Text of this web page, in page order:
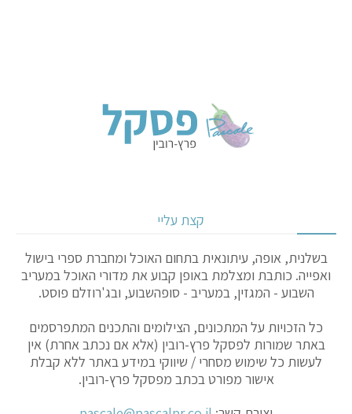
קצת עליי
בשלנית, אופה, עיתונאית בתחום האוכל ומחברת ספרי בישול
ואפייה. כותבת ומצלמת באופן קבוע את מדורי האוכל במעריב
השבוע - המגזין, במעריב - סופהשבוע, ובג'רוזלם פוסט.
כל הזכויות על המתכונים, הצילומים והתכנים המתפרסמים
באתר שמורות לפסקל פרץ-רובין (אלא אם נכתב אחרת) אין
לעשות כל שימוש מסחרי / שיווקי במידע באתר ללא קבלת
אישור מפורט בכתב מפסקל פרץ-רובין.